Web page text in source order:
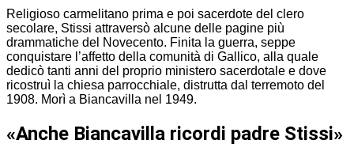
Religioso carmelitano prima e poi sacerdote del clero
secolare, Stissi attraversò alcune delle pagine più
drammatiche del Novecento. Finita la guerra, seppe
conquistare l’affetto della comunità di Gallico, alla quale
dedicò tanti anni del proprio ministero sacerdotale e dove
ricostruì la chiesa parrocchiale, distrutta dal terremoto del
1908. Morì a Biancavilla nel 1949.
«Anche Biancavilla ricordi padre Stissi»